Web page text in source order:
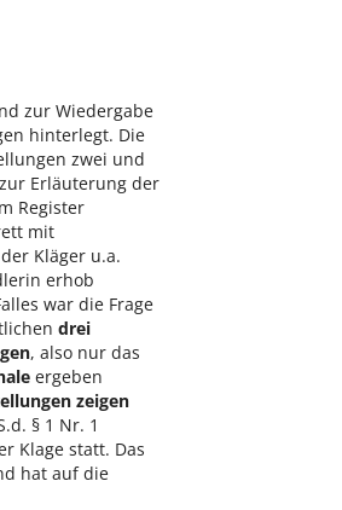
zur Wiedergabe
hinterlegt. Die
zwei und
Erläuterung der
Register
mit
Kläger u.a.
erhob
war die Frage
drei
, also nur das
ergeben
zeigen
§ 1 Nr. 1
Klage statt. Das
hat auf die